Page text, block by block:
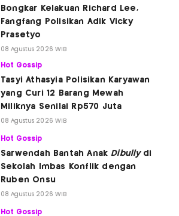
Bongkar Kelakuan Richard Lee,
Fangfang Polisikan Adik Vicky
Prasetyo
08 Agustus 2026 WIB
Hot Gossip
Tasyi Athasyia Polisikan Karyawan
yang Curi 12 Barang Mewah
Miliknya Senilai Rp570 Juta
08 Agustus 2026 WIB
Hot Gossip
Sarwendah Bantah Anak Dibullydi
Sekolah Imbas Konflik dengan
Ruben Onsu
08 Agustus 2026 WIB
Hot Gossip